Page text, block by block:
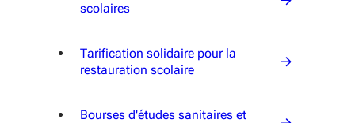
scolaires
Tarification solidaire pour la
restauration scolaire
Bourses d'études sanitaires et